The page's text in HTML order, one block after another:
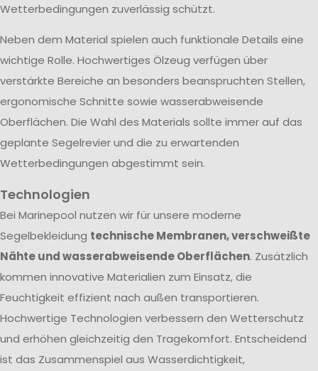
Wetterbedingungen zuverlässig schützt.
Neben dem Material spielen auch funktionale Details eine
wichtige Rolle. Hochwertiges Ölzeug verfügen über
verstärkte Bereiche an besonders beanspruchten Stellen,
ergonomische Schnitte sowie wasserabweisende
Oberflächen. Die Wahl des Materials sollte immer auf das
geplante Segelrevier und die zu erwartenden
Wetterbedingungen abgestimmt sein.
Technologien
Bei Marinepool nutzen wir für unsere moderne
Segelbekleidung technische Membranen, verschweißte
Nähte und wasserabweisende Oberflächen. Zusätzlich
kommen innovative Materialien zum Einsatz, die
Feuchtigkeit effizient nach außen transportieren.
Hochwertige Technologien verbessern den Wetterschutz
und erhöhen gleichzeitig den Tragekomfort. Entscheidend
ist das Zusammenspiel aus Wasserdichtigkeit,